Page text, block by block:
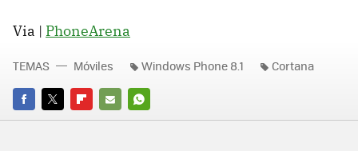
Via | PhoneArena
FACEBOOK
TWITTERFLIPBOARD
E-
WHATSAPP
TEMAS Móviles Windows Phone 8.1 Cortana